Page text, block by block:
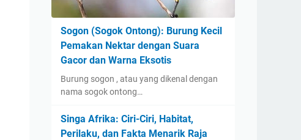
Sogon (Sogok Ontong): Burung Kecil
Pemakan Nektar dengan Suara
Gacor dan Warna Eksotis
Burung sogon , atau yang dikenal dengan
nama sogok ontong…
Singa Afrika: Ciri-Ciri, Habitat,
Perilaku, dan Fakta Menarik Raja